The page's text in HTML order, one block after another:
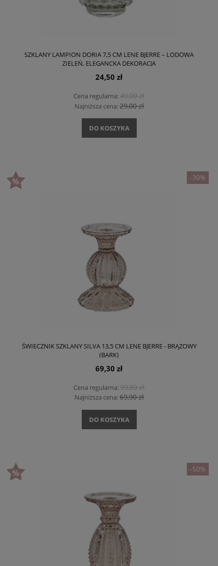
SZKLANY LAMPION DORIA 7,5 CM LENE BJERRE – LODOWA
ZIELEŃ, ELEGANCKA DEKORACJA
24,50 zł
Cena regularna:49,00 zł
Najniższa cena:29,00 zł
DO KOSZYKA
ŚWIECZNIK SZKLANY SILVA 13,5 CM LENE BJERRE - BRĄZOWY
(BARK)
69,30 zł
Cena regularna:99,00 zł
Najniższa cena:69,90 zł
DO KOSZYKA
-30%
-50%